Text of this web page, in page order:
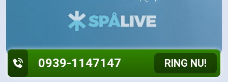
0939-1147147 RING NU!